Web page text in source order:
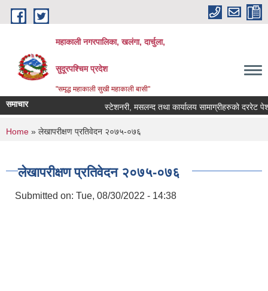
Skip to main content
महाकाली नगरपालिका, खलंगा, दार्चुला,
सुदूरपश्चिम प्रदेश
"समृद्ध महाकाली सुखी महाकाली बासी"
समाचार स्टेशनरी, मसलन्द तथा कार्यालय सामाग्रीहरुको दररेट पेश
You are here
Home » लेखापरीक्षण प्रतिवेदन २०७५-०७६
लेखापरीक्षण प्रतिवेदन २०७५-०७६
Submitted on: Tue, 08/30/2022 - 14:38